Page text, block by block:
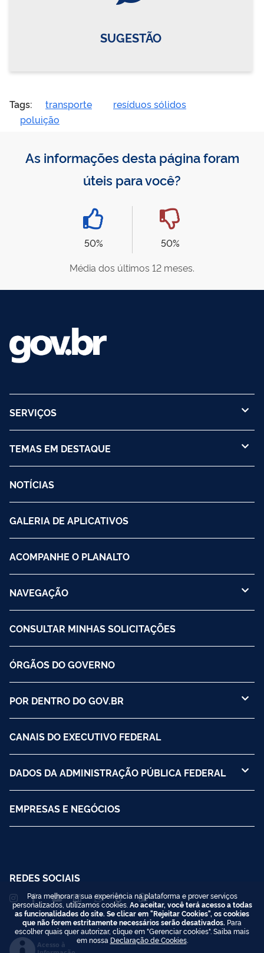
SUGESTÃO
Tags: transporte
resíduos sólidos
poluição
As informações desta página foram
úteis para você?
50%
50%
Média dos últimos 12 meses.
SERVIÇOS
TEMAS EM DESTAQUE
NOTÍCIAS
GALERIA DE APLICATIVOS
ACOMPANHE O PLANALTO
NAVEGAÇÃO
CONSULTAR MINHAS SOLICITAÇÕES
ÓRGÃOS DO GOVERNO
POR DENTRO DO GOV.BR
CANAIS DO EXECUTIVO FEDERAL
DADOS DA ADMINISTRAÇÃO PÚBLICA FEDERAL
EMPRESAS E NEGÓCIOS
REDES SOCIAIS
Acesso à
Para melhorar a sua experiência na plataforma e prover serviços
personalizados, utilizamos cookies. Ao aceitar, você terá acesso a todas
as funcionalidades do site. Se clicar em "Rejeitar Cookies", os cookies
que não forem estritamente necessários serão desativados. Para
escolher quais quer autorizar, clique em "Gerenciar cookies". Saiba mais
em nossa Declaração de Cookies.